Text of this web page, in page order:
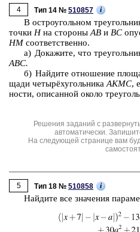
4 Тип 14 № 510857 i
В ост­ро­уголь­ном
точки Hна сто­ро­ныAB и BC
HM со­от­вет­ствен­но.
а) До­ка­жи­те, что
ABC.
б) Най­ди­те от­но­ше­ние
ща­ди четырёхуголь­ни­каAKMC,
но­сти, опи­сан­ной около
Решения заданий с
автоматически.
На следующей странице вам
5 Тип 18 № 510858 i
Най­ди­те все зна­че­ния